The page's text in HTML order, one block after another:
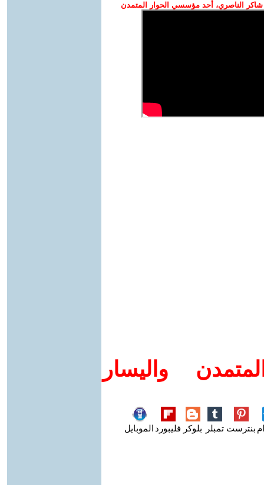
الناصري، أحد مؤسسي الحوار المتمدن
واليسار
بنترست تمبلر بلوكر فليبورد الموبايل